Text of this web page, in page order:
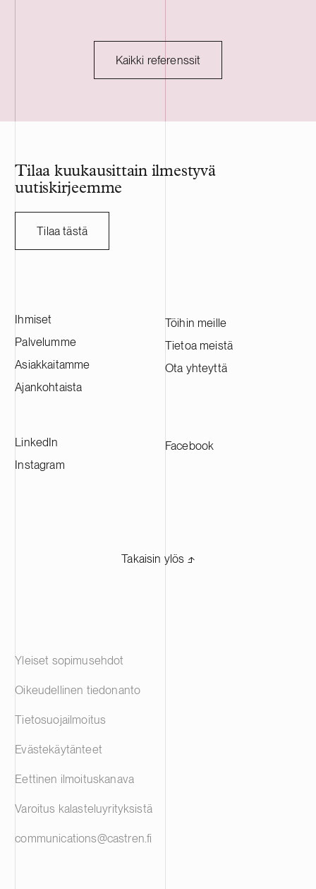
Kaikki referenssit
Tilaa kuukausittain ilmestyvä
uutiskirjeemme
Tilaa tästä
Ihmiset
Palvelumme
Asiakkaitamme
Ajankohtaista
Töihin meille
Tietoa meistä
Ota yhteyttä
LinkedIn
Instagram
Facebook
Takaisin ylös ⬏
Yleiset sopimusehdot
Oikeudellinen tiedonanto
Tietosuojailmoitus
Evästekäytänteet
Eettinen ilmoituskanava
Varoitus kalasteluyrityksistä
communications@castren.fi